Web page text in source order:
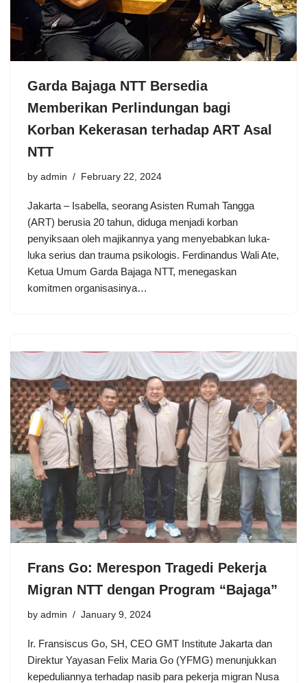
Garda Bajaga NTT Bersedia
Memberikan Perlindungan bagi
Korban Kekerasan terhadap ART Asal
NTT
by admin February 22, 2024
Jakarta – Isabella, seorang Asisten Rumah Tangga
(ART) berusia 20 tahun, diduga menjadi korban
penyiksaan oleh majikannya yang menyebabkan luka-
luka serius dan trauma psikologis. Ferdinandus Wali Ate,
Ketua Umum Garda Bajaga NTT, menegaskan
komitmen organisasinya…
Frans Go: Merespon Tragedi Pekerja
Migran NTT dengan Program “Bajaga”
by admin January 9, 2024
Ir. Fransiscus Go, SH, CEO GMT Institute Jakarta dan
Direktur Yayasan Felix Maria Go (YFMG) menunjukkan
kepeduliannya terhadap nasib para pekerja migran Nusa